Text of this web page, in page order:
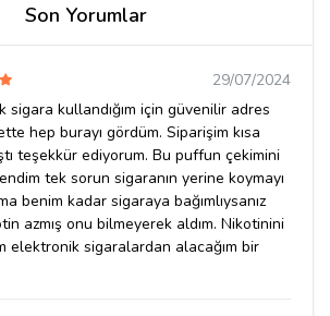
Son Yorumlar
29/07/2024
kullandığım için güvenilir adres
hep burayı gördüm. Siparişim kısa
teşekkür ediyorum. Bu puffun çekimini
tek sorun sigaranın yerine koymayı
benim kadar sigaraya bağımlıysanız
azmış onu bilmeyerek aldım. Nikotinini
elektronik sigaralardan alacağım bir